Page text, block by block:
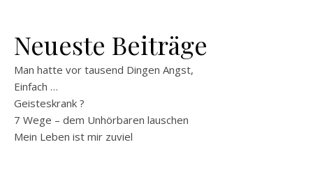
Neueste Beiträge
Man hatte vor tausend Dingen Angst,
Einfach …
Geisteskrank ?
7 Wege – dem Unhörbaren lauschen
Mein Leben ist mir zuviel